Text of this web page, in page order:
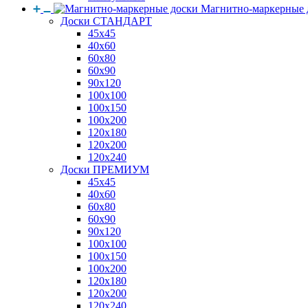
Магнитно-маркерные
Доски СТАНДАРТ
45x45
40x60
60x80
60x90
90x120
100x100
100x150
100x200
120x180
120x200
120x240
Доски ПРЕМИУМ
45x45
40x60
60x80
60x90
90x120
100x100
100x150
100x200
120x180
120x200
120x240